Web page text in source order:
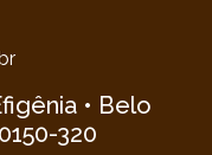
• Belo
320